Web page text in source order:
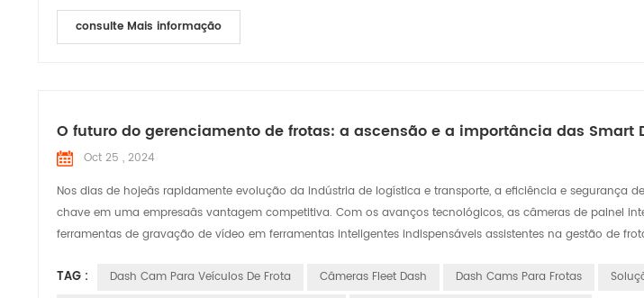
consulte Mais informação
O futuro do gerenciamento de frotas: a ascensão e a importância das Smart
Oct 25 , 2024
Nos dias de hojeâs rapidamente evolução da indústria de logística e transporte, a eficiência e segurança
chave em uma empresaâs vantagem competitiva. Com os avanços tecnológicos, as câmeras de painel
ferramentas de gravação de vídeo em ferramentas inteligentes indispensáveis assistentes na gestão de
TAG : Dash Cam Para Veículos De Frota Câmeras Fleet Dash Dash Cams Para Frotas